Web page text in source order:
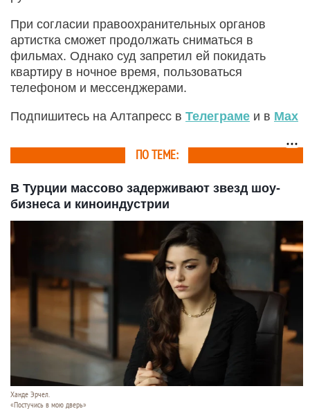
При согласии правоохранительных органов
артистка сможет продолжать сниматься в
фильмах. Однако суд запретил ей покидать
квартиру в ночное время, пользоваться
телефоном и мессенджерами.
Подпишитесь на Алтапресс в Телеграме и в Max
ПО ТЕМЕ:
В Турции массово задерживают звезд шоу-
бизнеса и киноиндустрии
Ханде Эрчел.
«Постучись в мою дверь»